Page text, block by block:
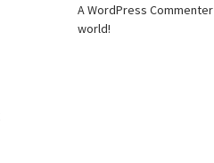
A WordPress Commenter
world!